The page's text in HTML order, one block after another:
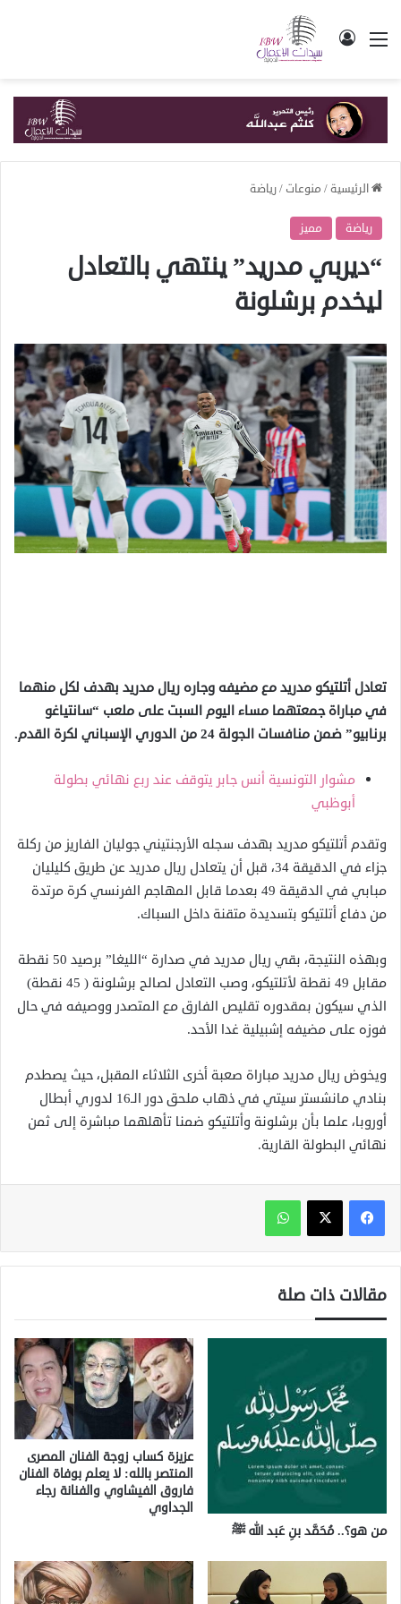
القائمة تسجيل الدخول
الرئيسية/ منوعات /رياضة
رياضة مميز
“ديربي مدريد” ينتهي بالتعادل
ليخدم برشلونة
تعادل أتلتيكو مدريد مع مضيفه وجاره ريال مدريد بهدف لكل منهما
في مباراة جمعتهما مساء اليوم السبت على ملعب “سانتياغو
برنابيو” ضمن منافسات الجولة 24 من الدوري الإسباني لكرة القدم.
مشوار التونسية أنس جابر يتوقف عند ربع نهائي بطولة
أبوظبي
وتقدم أتلتيكو مدريد بهدف سجله الأرجنتيني جوليان الفاريز من ركلة
جزاء في الدقيقة 34، قبل أن يتعادل ريال مدريد عن طريق كليليان
مبابي في الدقيقة 49 بعدما قابل المهاجم الفرنسي كرة مرتدة
من دفاع أتلتيكو بتسديدة متقنة داخل السباك.
وبهذه النتيجة، بقي ريال مدريد في صدارة “الليغا” برصيد 50 نقطة
مقابل 49 نقطة لأتلتيكو، وصب التعادل لصالح برشلونة ( 45 نقطة)
الذي سيكون بمقدوره تقليص الفارق مع المتصدر ووصيفه في حال
فوزه على مضيفه إشبيلية غدا الأحد.
ويخوض ريال مدريد مباراة صعبة أخرى الثلاثاء المقبل، حيث يصطدم
بنادي مانشستر سيتي في ذهاب ملحق دور الـ16 لدوري أبطال
أوروبا، علما بأن برشلونة وأتلتيكو ضمنا تأهلهما مباشرة إلى ثمن
نهائي البطولة القارية.
واتساب
مقالات ذات صلة
من هو؟.. مُحَمَّد بنِ عَبد الله ﷺ
عزيزة كساب زوجة الفنان المصرى
المنتصر بالله: لا يعلم بوفاة الفنان
فاروق الفيشاوي والفنانة رجاء
الجداوي